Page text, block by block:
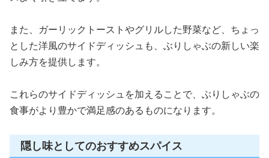
また、ガーリックトーストやグリルした野菜など、ちょっ
とした洋風のサイドディッシュも、ぶりしゃぶの新しい楽
しみ方を提供します。
これらのサイドディッシュを加えることで、ぶりしゃぶの
食事がより豊かで満足感のあるものになります。
隠し味としてのおすすめスパイス